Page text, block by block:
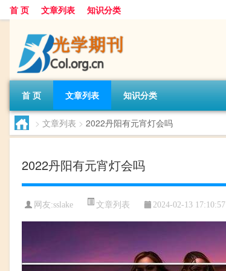
首 页 文章列表 知识分类
首 页 文章列表 知识分类
> 文章列表 > 2022丹阳有元宵灯会吗
2022丹阳有元宵灯会吗
网友:sslake 文章列表 2024-02-13 17:10:57